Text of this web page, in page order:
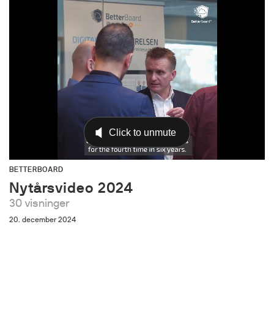
BETTERBOARD
Nytårsvideo 2024
30 visninger
20. december 2024